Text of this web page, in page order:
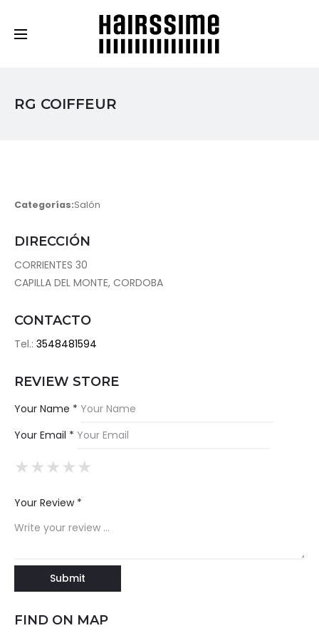
RG COIFFEUR
Categorías:Salón
DIRECCIÓN
CORRIENTES 30
CAPILLA DEL MONTE, CORDOBA
CONTACTO
Tel.: 3548481594
REVIEW STORE
Your Name *
Your Email *
★
★★
★★★
★★★★
★★★★★
Your Review *
FIND ON MAP